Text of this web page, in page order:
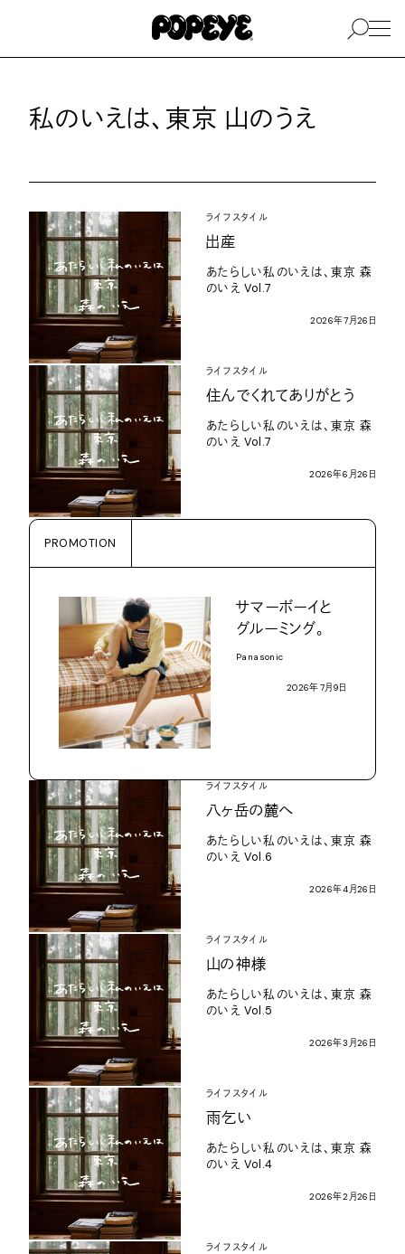
私のいえは、東京 山のうえ
ライフスタイル
出産
あたらしい私のいえは、東京 森
のいえ Vol.7
2026年7月26 日
ライフスタイル
住んでくれてありがとう
あたらしい私のいえは、東京 森
のいえ Vol.7
2026年6 月26 日
PROMOTION
サマーボーイと
グルーミング。
Panasonic
2026年7月9日
ライフスタイル
八ヶ岳の麓へ
あたらしい私のいえは、東京 森
のいえ Vol.6
2026年4月26 日
ライフスタイル
山の神様
あたらしい私のいえは、東京 森
のいえ Vol.5
2026年3 月26 日
ライフスタイル
雨乞い
あたらしい私のいえは、東京 森
のいえ Vol.4
2026年2月26 日
ライフスタイル